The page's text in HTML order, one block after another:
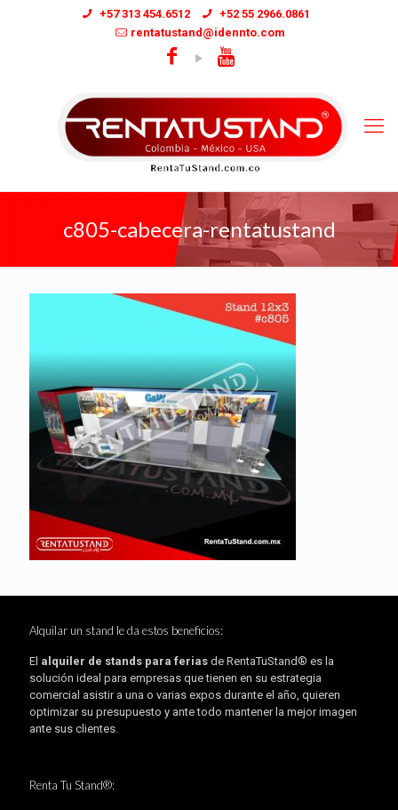
+57 313 454.6512
+52 55 2966.0861
rentatustand@idennto.com
c805-cabecera-rentatustand
Alquilar un stand le da estos beneficios:
El alquiler de stands para ferias de RentaTuStand® es la
solución ideal para empresas que tienen en su estrategia
comercial asistir a una o varias expos durante el año, quieren
optimizar su presupuesto y ante todo mantener la mejor imagen
ante sus clientes.
Renta Tu Stand®: